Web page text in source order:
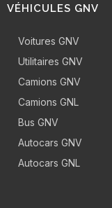
VÉHICULES GNV
Voitures GNV
Utilitaires GNV
Camions GNV
Camions GNL
Bus GNV
Autocars GNV
Autocars GNL